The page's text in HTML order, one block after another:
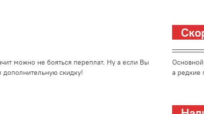
можно не бояться переплат. Ну а если Вы
скидку!
а редкие